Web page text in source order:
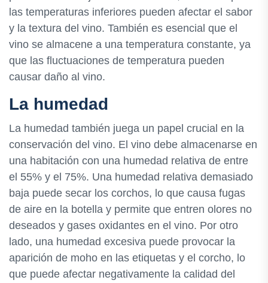
las temperaturas inferiores pueden afectar el sabor
y la textura del vino. También es esencial que el
vino se almacene a una temperatura constante, ya
que las fluctuaciones de temperatura pueden
causar daño al vino.
La humedad
La humedad también juega un papel crucial en la
conservación del vino. El vino debe almacenarse en
una habitación con una humedad relativa de entre
el 55% y el 75%. Una humedad relativa demasiado
baja puede secar los corchos, lo que causa fugas
de aire en la botella y permite que entren olores no
deseados y gases oxidantes en el vino. Por otro
lado, una humedad excesiva puede provocar la
aparición de moho en las etiquetas y el corcho, lo
que puede afectar negativamente la calidad del